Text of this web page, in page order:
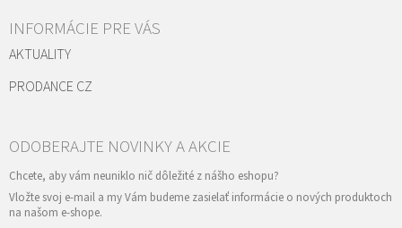
INFORMÁCIE PRE VÁS
AKTUALITY
PRODANCE CZ
Vložte svoj e-mail a my Vám budeme zasielať informácie o nových produktoch
na našom e-shope.